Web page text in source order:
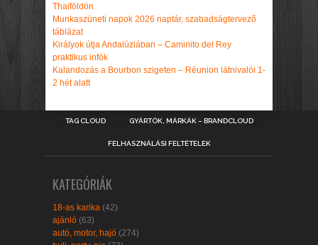
Thaiföldön
Munkaszüneti napok 2026 naptár, szabadságtervező
táblázat
Királyok útja Andalúziában – Caminito del Rey
praktikus infók
Kalandozás a Bourbon szigeten – Réunion látnivalói 1-
2 hét alatt
TAG CLOUD GYÁRTÓK, MÁRKÁK – BRANDCLOUD
FELHASZNÁLÁSI FELTÉTELEK
KATEGÓRIÁK
18-as karika (42)
ajánló (63)
autó, motor, hajó (274)